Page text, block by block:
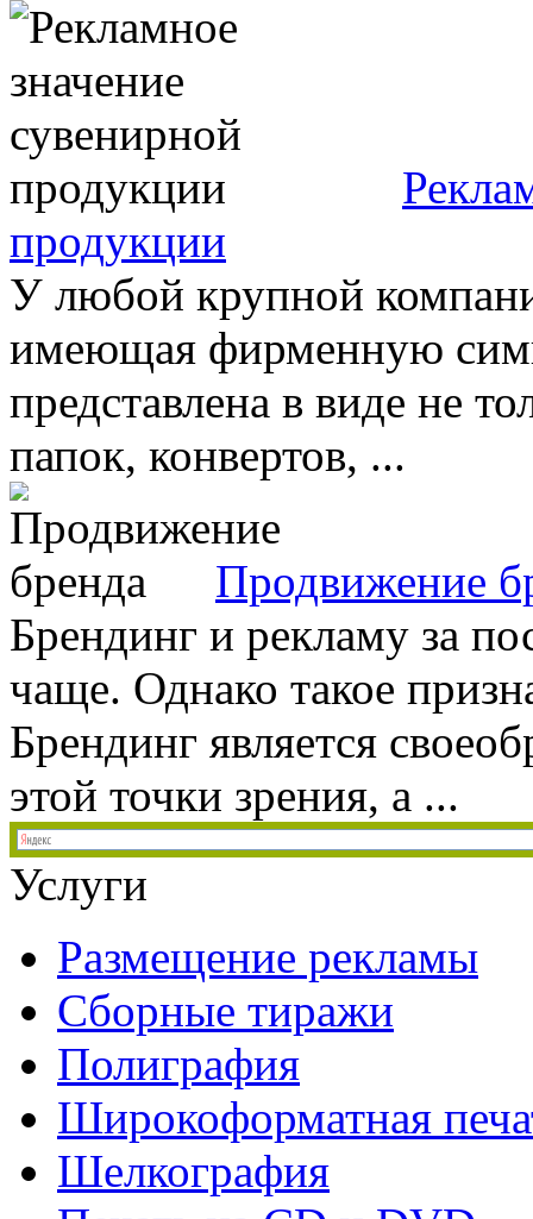
продукции
У любой крупной
имеющая фирменную
представлена в виде не
папок, конвертов, ...
Продвижение
Брендинг и рекламу за
чаще. Однако такое
Брендинг является
этой точки зрения, а ...
Услуги
Размещение рекламы
Сборные тиражи
Полиграфия
Широкоформатная
Шелкография